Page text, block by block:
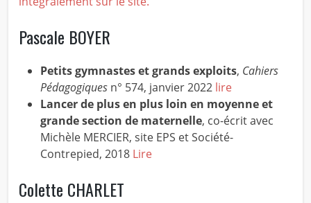
Pascale BOYER
Petits gymnastes et grands exploits, Cahiers
Pédagogiquesn° 574, janvier 2022 lire
Lancer de plus en plus loin en moyenne et
grande section de maternelle, co-écrit avec
Michèle MERCIER, site EPS et Société-
Contrepied, 2018 Lire
Colette CHARLET